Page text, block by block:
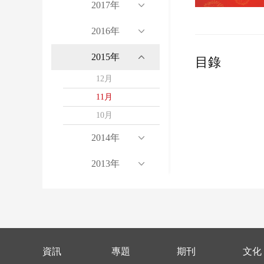
2017年
2016年
2015年
12月
11月
10月
2014年
2013年
目錄
資訊 專題 期刊 文化